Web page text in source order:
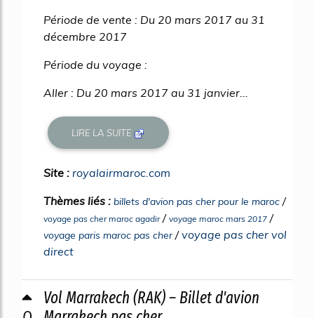
Période de vente : Du 20 mars 2017 au 31
décembre 2017
Période du voyage :
Aller : Du 20 mars 2017 au 31 janvier...
LIRE LA SUITE
Site : royalairmaroc.com
Thèmes liés : billets d'avion pas cher pour le maroc /
voyage pas cher maroc agadir/ voyage maroc mars 2017 /
voyage paris maroc pas cher/voyage pas cher vol
direct
Vol Marrakech (RAK) – Billet d'avion